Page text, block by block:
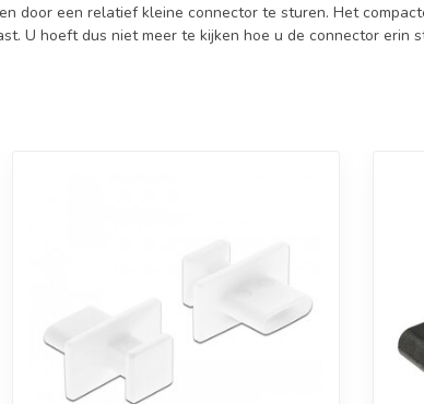
door een relatief kleine connector te sturen. Het
U hoeft dus niet meer te kijken hoe u de connector erin